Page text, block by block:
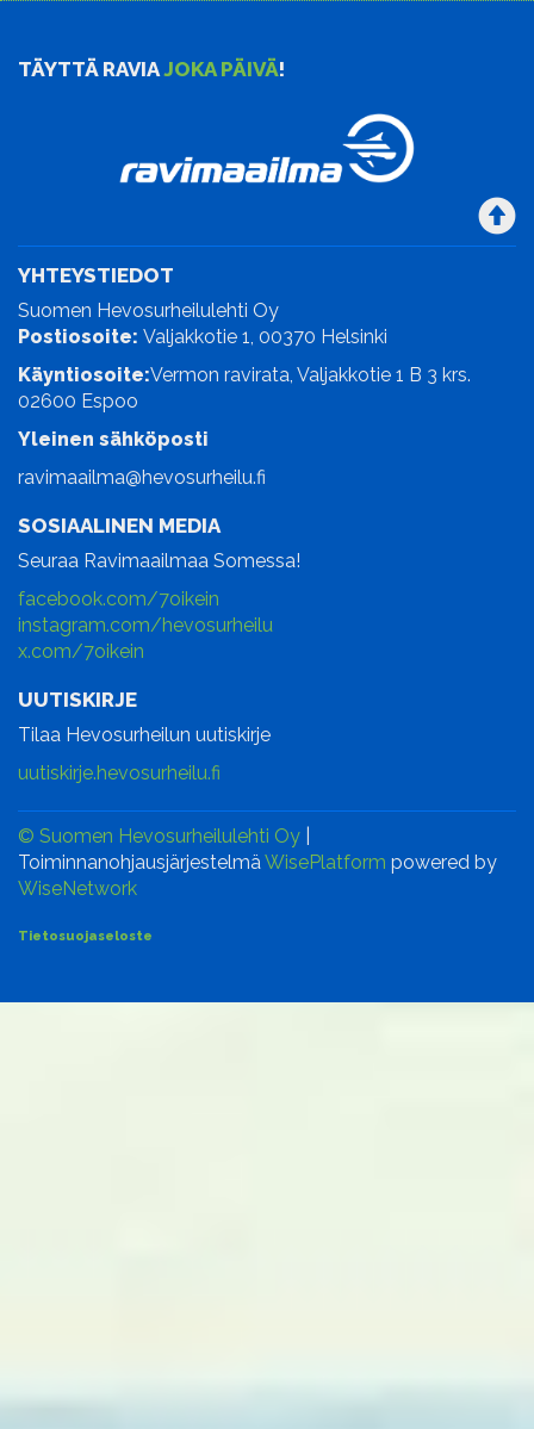
TÄYTTÄ RAVIAJOKA PÄIVÄ!
YHTEYSTIEDOT
Suomen Hevosurheilulehti Oy
Postiosoite: Valjakkotie 1, 00370 Helsinki
Käyntiosoite:Vermon ravirata, Valjakkotie 1 B 3 krs.
02600 Espoo
Yleinen sähköposti
ravimaailma@hevosurheilu.fi
SOSIAALINEN MEDIA
Seuraa Ravimaailmaa Somessa!
facebook.com/7oikein
instagram.com/hevosurheilu
x.com/7oikein
UUTISKIRJE
Tilaa Hevosurheilun uutiskirje
uutiskirje.hevosurheilu.fi
© Suomen Hevosurheilulehti Oy
ToiminnanohjausjärjestelmäWisePlatform powered by
WiseNetwork
Tietosuojaseloste